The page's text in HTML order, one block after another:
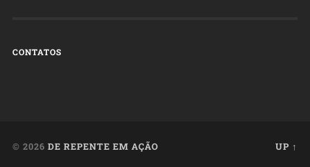
CONTATOS
© 2026 DE REPENTE EM AÇÃO UP ↑